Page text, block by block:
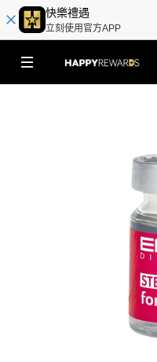
快樂禮遇
立刻使用官方APP